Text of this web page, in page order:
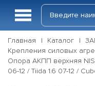
Главная Каталог
Крепления силовых
Опора АКПП верхняя
06-12 / Tiida 1.6 07-12 /